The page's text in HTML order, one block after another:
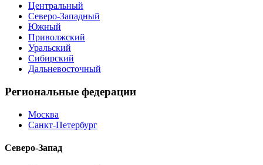
Центральный
Северо-Западный
Южный
Приволжский
Уральский
Сибирский
Дальневосточный
Региональные федерации
Москва
Санкт-Петербург
Северо-Запад